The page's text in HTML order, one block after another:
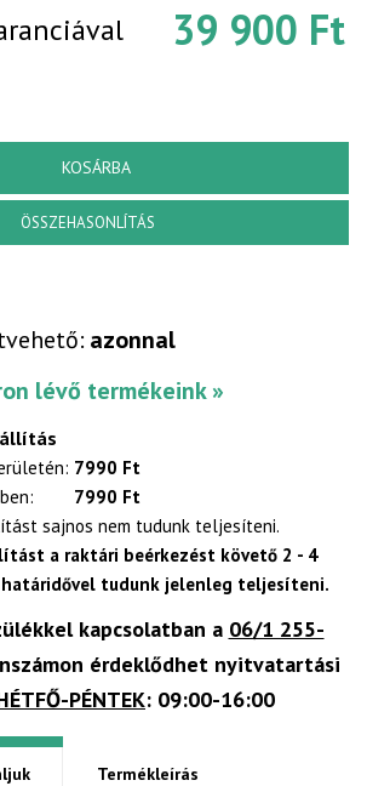
39 900 Ft
KOSÁRBA
ÖSSZEHASONLÍTÁS
azonnal
lévő termékeink »
7990 Ft
7990 Ft
sajnos nem tudunk teljesíteni.
a raktári beérkezést követő 2 - 4
határidővel tudunk jelenleg teljesíteni.
kapcsolatban a 06/1 255-
érdeklődhet nyitvatartási
PÉNTEK: 09:00-16:00
Termékleírás